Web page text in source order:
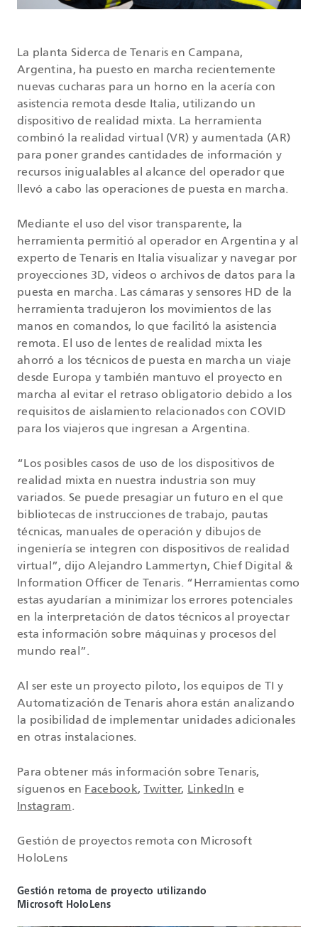
La planta Siderca de Tenaris en Campana,
Argentina, ha puesto en marcha recientemente
nuevas cucharas para un horno en la acería con
asistencia remota desde Italia, utilizando un
dispositivo de realidad mixta. La herramienta
combinó la realidad virtual (VR) y aumentada (AR)
para poner grandes cantidades de información y
recursos inigualables al alcance del operador que
llevó a cabo las operaciones de puesta en marcha.
Mediante el uso del visor transparente, la
herramienta permitió al operador en Argentina y al
experto de Tenaris en Italia visualizar y navegar por
proyecciones 3D, videos o archivos de datos para la
puesta en marcha. Las cámaras y sensores HD de la
herramienta tradujeron los movimientos de las
manos en comandos, lo que facilitó la asistencia
remota. El uso de lentes de realidad mixta les
ahorró a los técnicos de puesta en marcha un viaje
desde Europa y también mantuvo el proyecto en
marcha al evitar el retraso obligatorio debido a los
requisitos de aislamiento relacionados con COVID
para los viajeros que ingresan a Argentina.
“Los posibles casos de uso de los dispositivos de
realidad mixta en nuestra industria son muy
variados. Se puede presagiar un futuro en el que
bibliotecas de instrucciones de trabajo, pautas
técnicas, manuales de operación y dibujos de
ingeniería se integren con dispositivos de realidad
virtual”, dijo Alejandro Lammertyn, Chief Digital &
Information Officer de Tenaris. “Herramientas como
estas ayudarían a minimizar los errores potenciales
en la interpretación de datos técnicos al proyectar
esta información sobre máquinas y procesos del
mundo real”.
Al ser este un proyecto piloto, los equipos de TI y
Automatización de Tenaris ahora están analizando
la posibilidad de implementar unidades adicionales
en otras instalaciones.
Para obtener más información sobre Tenaris,
síguenos en Facebook, Twitter, LinkedIn e
Instagram.
Gestión de proyectos remota con Microsoft
HoloLens
Gestión retoma de proyecto utilizando
Microsoft HoloLens